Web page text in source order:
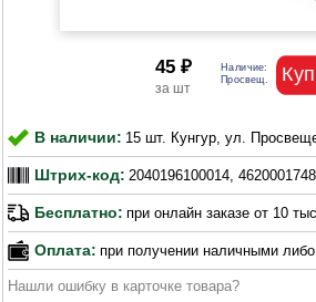
45 ₽
В наличии: 15 шт. Кунгур, ул.
Штрих-код: 2040196100014,
Бесплатно: при онлайн заказе от 10
Оплата: при получении наличными либо
Нашли ошибку в карточке товара?